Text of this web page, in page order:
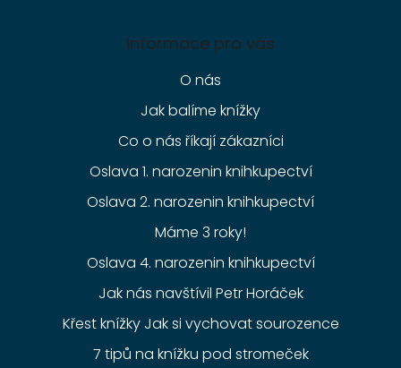
Informace pro vás
O nás
Jak balíme knížky
Co o nás říkají zákazníci
Oslava 1. narozenin knihkupectví
Oslava 2. narozenin knihkupectví
Máme 3 roky!
Oslava 4. narozenin knihkupectví
Jak nás navštívil Petr Horáček
Křest knížky Jak si vychovat sourozence
7 tipů na knížku pod stromeček